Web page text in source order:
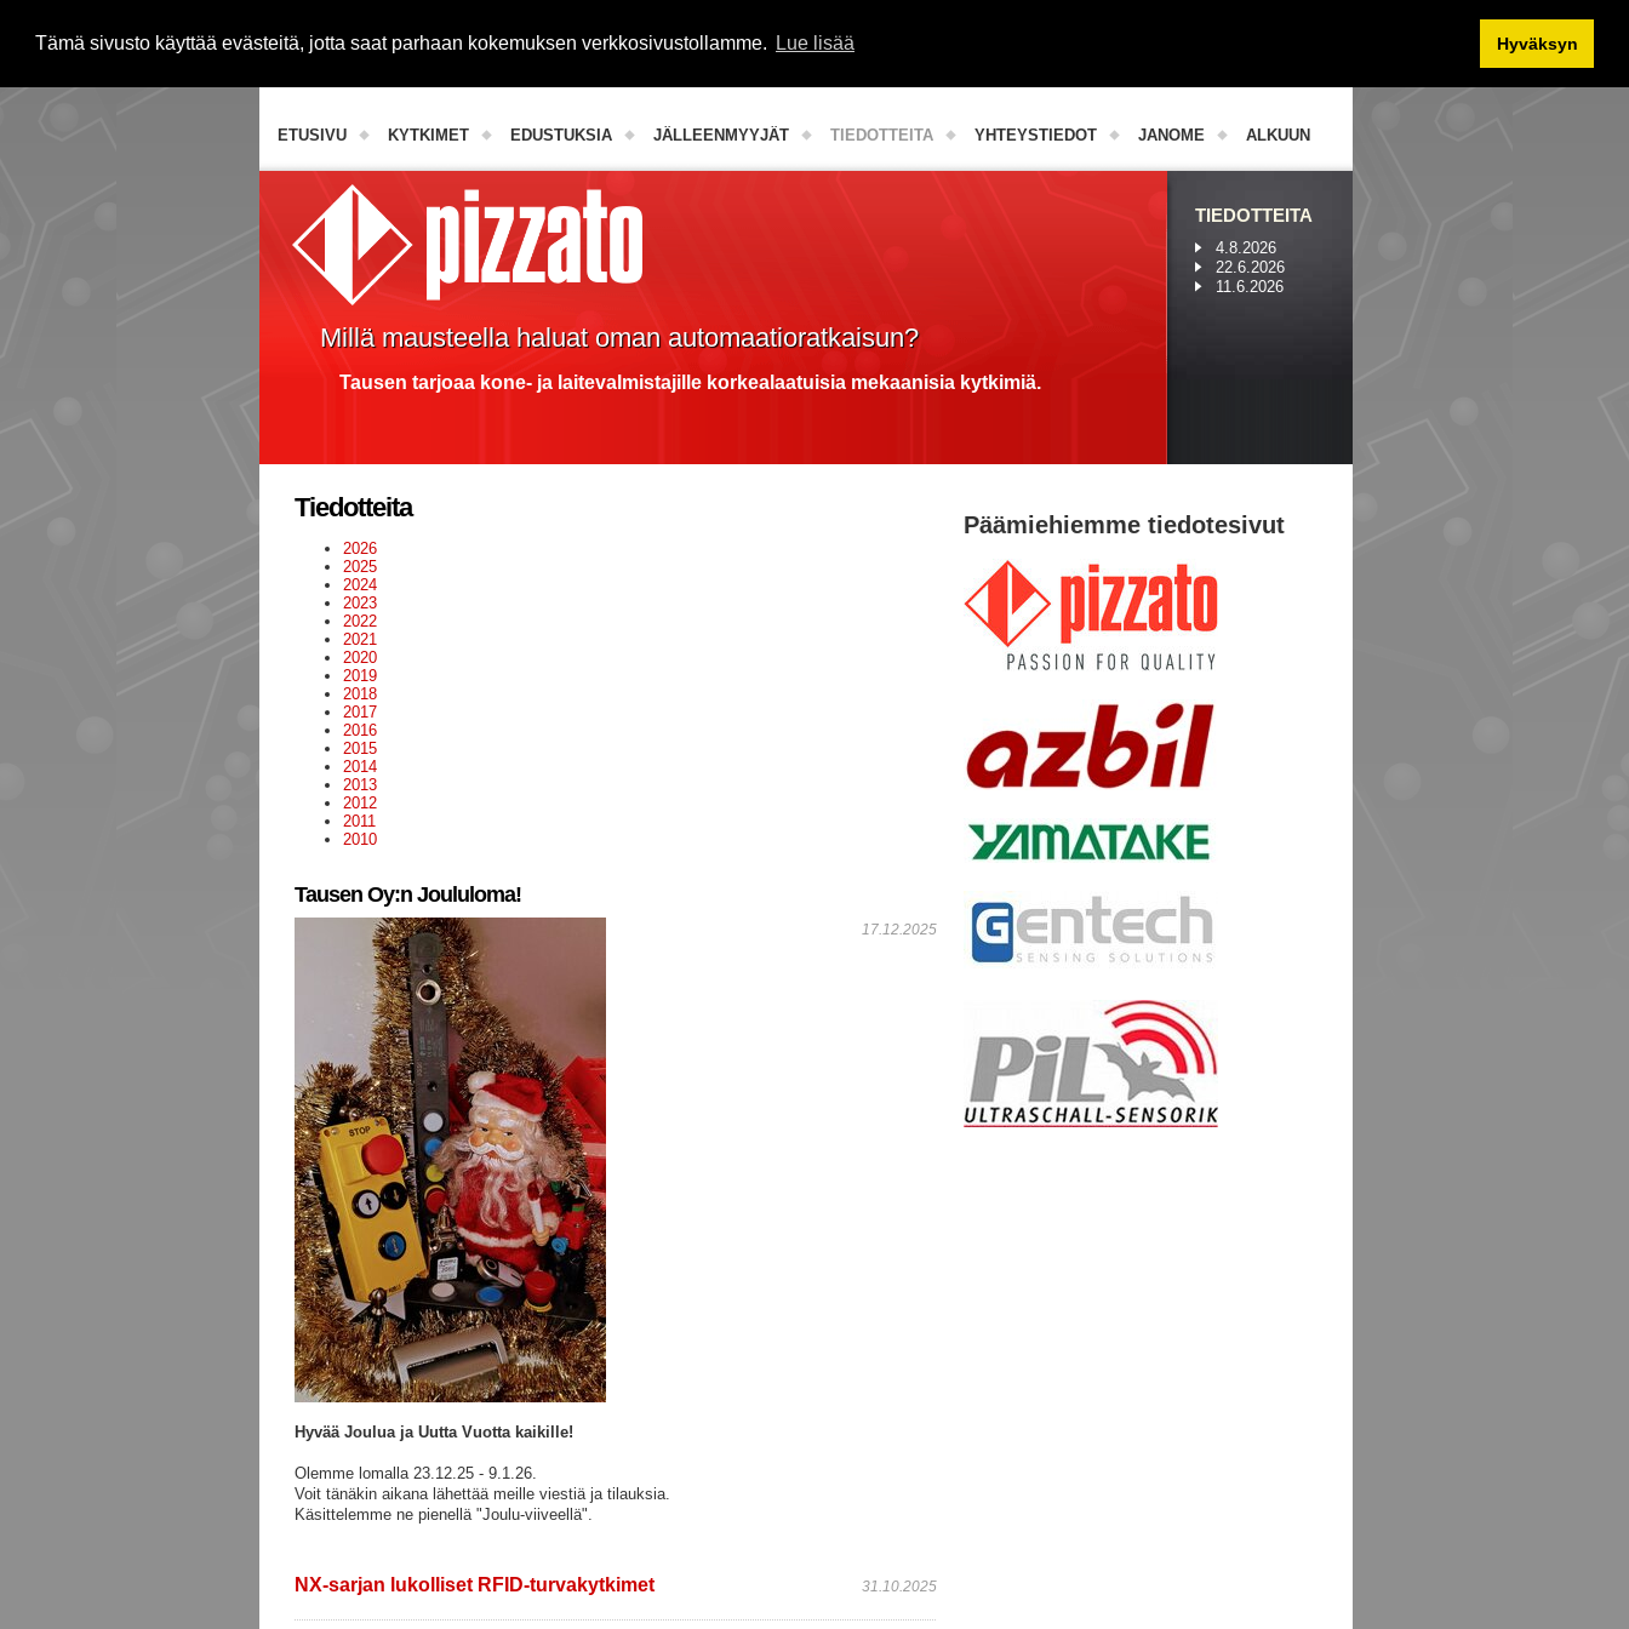
Tämä sivusto käyttää evästeitä, jotta saat parhaan kokemuksen verkkosivustollamme. Lue lisää Hyväksyn
ETUSIVU KYTKIMET EDUSTUKSIA JÄLLEENMYYJÄT TIEDOTTEITA YHTEYSTIEDOT JANOME ALKUUN
Millä mausteella haluat oman automaatioratkaisun?
Tausen tarjoaa kone- ja laitevalmistajille korkealaatuisia mekaanisia kytkimiä.
TIEDOTTEITA
4.8.2026
22.6.2026
11.6.2026
Tiedotteita
2026
2025
2024
2023
2022
2021
2020
2019
2018
2017
2016
2015
2014
2013
2012
2011
2010
Tausen Oy:n Joululoma!
17.12.2025
Hyvää Joulua ja Uutta Vuotta kaikille!
Olemme lomalla 23.12.25 - 9.1.26.
Voit tänäkin aikana lähettää meille viestiä ja tilauksia.
Käsittelemme ne pienellä "Joulu-viiveellä".
31.10.2025
NX-sarjan lukolliset RFID-turvakytkimet
Päämiehiemme tiedotesivut